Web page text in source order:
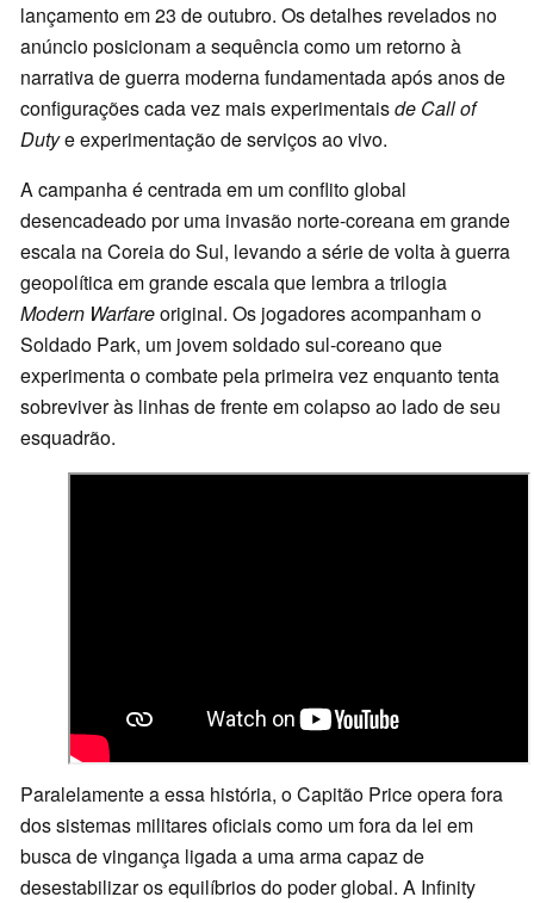
lançamento em 23 de outubro. Os detalhes revelados no
anúncio posicionam a sequência como um retorno à
narrativa de guerra moderna fundamentada após anos de
configurações cada vez mais experimentaisde Call of
Dutye experimentação de serviços ao vivo.
A campanha é centrada em um conflito global
desencadeado por uma invasão norte-coreana em grande
escala na Coreia do Sul, levando a série de volta à guerra
geopolítica em grande escala que lembra a trilogia
Modern Warfareoriginal. Os jogadores acompanham o
Soldado Park, um jovem soldado sul-coreano que
experimenta o combate pela primeira vez enquanto tenta
sobreviver às linhas de frente em colapso ao lado de seu
esquadrão.
Paralelamente a essa história, o Capitão Price opera fora
dos sistemas militares oficiais como um fora da lei em
busca de vingança ligada a uma arma capaz de
desestabilizar os equilíbrios do poder global. A Infinity